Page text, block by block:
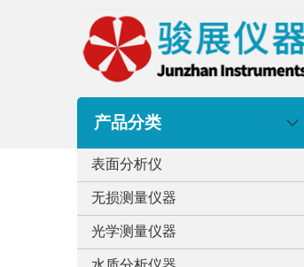
产品分类
表面分析仪
无损测量仪器
光学测量仪器